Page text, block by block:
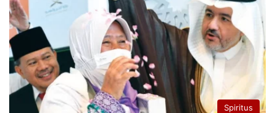
Spiritus